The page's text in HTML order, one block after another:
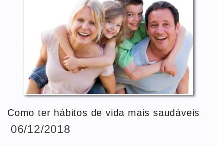
Como ter hábitos de vida mais saudáveis
06/12/2018